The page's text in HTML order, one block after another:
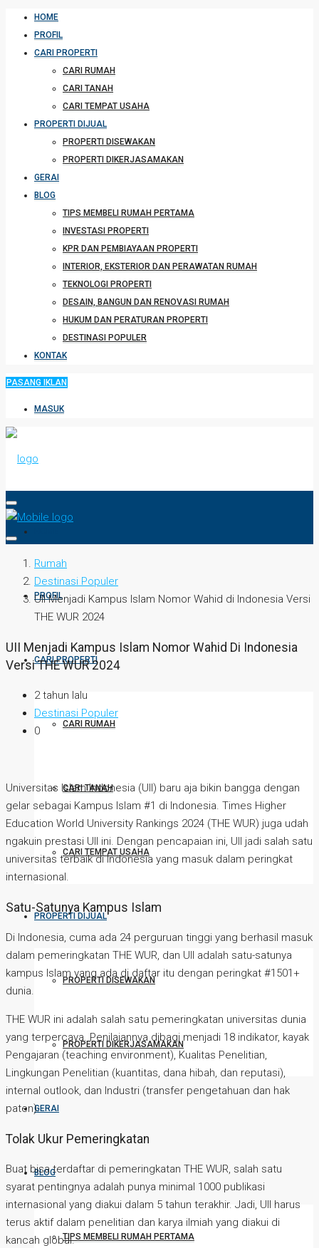
HOME
PROFIL
CARI PROPERTI
CARI RUMAH
CARI TANAH
CARI TEMPAT USAHA
PROPERTI DIJUAL
PROPERTI DISEWAKAN
PROPERTI DIKERJASAMAKAN
GERAI
BLOG
TIPS MEMBELI RUMAH PERTAMA
INVESTASI PROPERTI
KPR DAN PEMBIAYAAN PROPERTI
INTERIOR, EKSTERIOR DAN PERAWATAN RUMAH
TEKNOLOGI PROPERTI
DESAIN, BANGUN DAN RENOVASI RUMAH
HUKUM DAN PERATURAN PROPERTI
DESTINASI POPULER
KONTAK
PASANG IKLAN
MASUK
PROFIL
CARI PROPERTI
CARI RUMAH
CARI TANAH
CARI TEMPAT USAHA
PROPERTI DIJUAL
PROPERTI DISEWAKAN
PROPERTI DIKERJASAMAKAN
GERAI
BLOG
TIPS MEMBELI RUMAH PERTAMA
Rumah
Destinasi Populer
UII Menjadi Kampus Islam Nomor Wahid di Indonesia Versi
THE WUR 2024
UII Menjadi Kampus Islam Nomor Wahid Di Indonesia
Versi THE WUR 2024
2 tahun lalu
Destinasi Populer
0
Universitas Islam Indonesia (UII) baru aja bikin bangga dengan
gelar sebagai Kampus Islam #1 di Indonesia. Times Higher
Education World University Rankings 2024 (THE WUR) juga udah
ngakuin prestasi UII ini. Dengan pencapaian ini, UII jadi salah satu
universitas terbaik di Indonesia yang masuk dalam peringkat
internasional.
Satu-Satunya Kampus Islam
Di Indonesia, cuma ada 24 perguruan tinggi yang berhasil masuk
dalam pemeringkatan THE WUR, dan UII adalah satu-satunya
kampus Islam yang ada di daftar itu dengan peringkat #1501+
dunia.
THE WUR ini adalah salah satu pemeringkatan universitas dunia
yang terpercaya. Penilaiannya dibagi menjadi 18 indikator, kayak
Pengajaran (teaching environment), Kualitas Penelitian,
Lingkungan Penelitian (kuantitas, dana hibah, dan reputasi),
internal outlook, dan Industri (transfer pengetahuan dan hak
paten).
Tolak Ukur Pemeringkatan
Buat bisa terdaftar di pemeringkatan THE WUR, salah satu
syarat pentingnya adalah punya minimal 1000 publikasi
internasional yang diakui dalam 5 tahun terakhir. Jadi, UII harus
terus aktif dalam penelitian dan karya ilmiah yang diakui di
kancah global.